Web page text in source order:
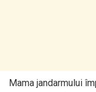
Mama jandarmului